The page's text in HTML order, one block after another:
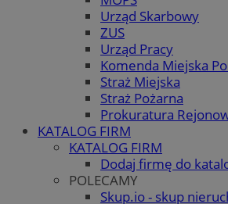
Urząd Skarbowy
ZUS
Urząd Pracy
Komenda Miejska
Straż Miejska
Straż Pożarna
Prokuratura
KATALOG FIRM
KATALOG FIRM
Dodaj firmę do
POLECAMY
Skup.io - skup